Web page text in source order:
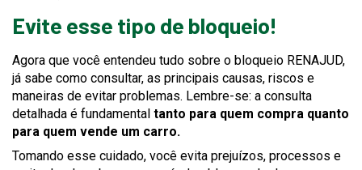
Evite esse tipo de bloqueio!
Agora que você entendeu tudo sobre o bloqueio RENAJUD,
já sabe como consultar, as principais causas, riscos e
maneiras de evitar problemas. Lembre-se: a consulta
detalhada é fundamental tanto para quem compra quanto
para quem vende um carro.
Tomando esse cuidado, você evita prejuízos, processos e